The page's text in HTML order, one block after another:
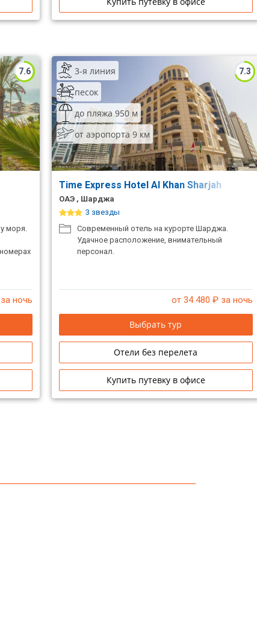
7.6
моря.
ночь
7.3
3-я линия
песок
до пляжа 950 м
от аэропорта 9 км
Time Express Hotel Al Khan Sharjah
ОАЭ , Шарджа
3 звезды
Современный отель на курорте Шарджа.
Удачное расположение, внимательный
персонал.
от 34 480 ₽ за ночь
Выбрать тур
Отели без перелета
Купить путевку в офисе